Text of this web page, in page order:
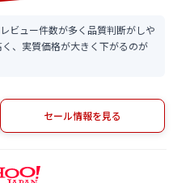
ビュー件数が多く品質判断がしや
、実質価格が大きく下がるのが
セール情報を見る